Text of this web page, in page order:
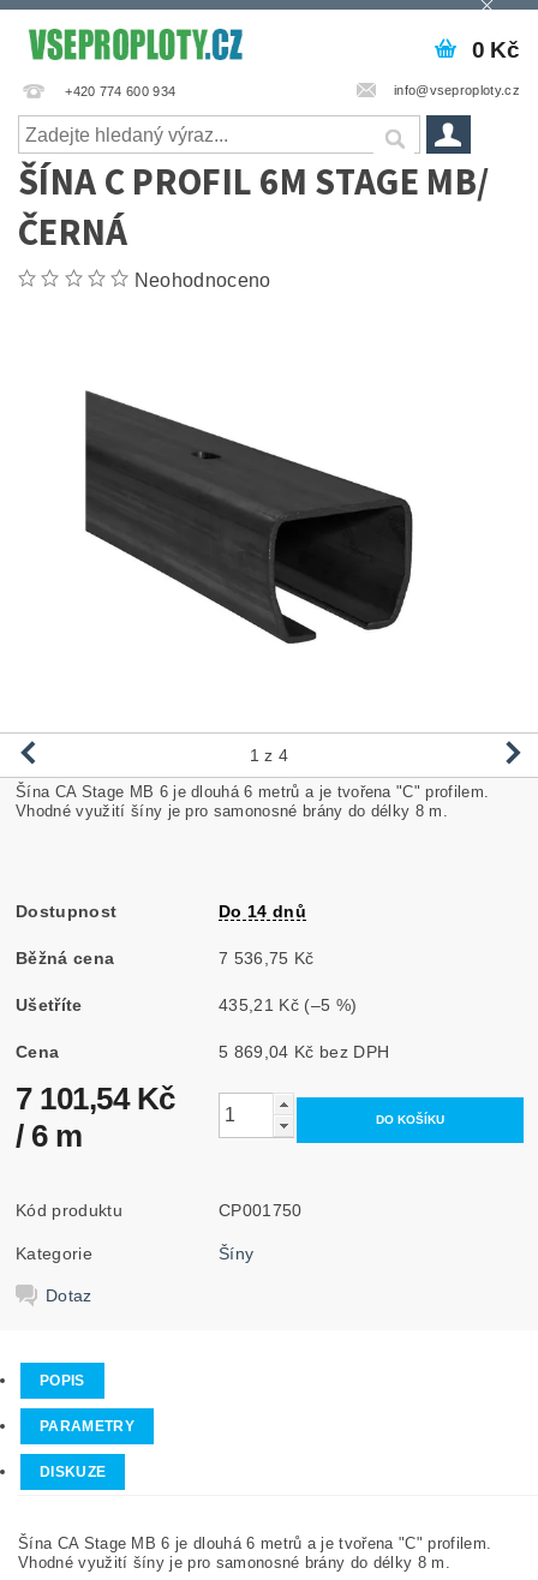
+420 774 600 934 info@vseproploty.cz
0 Kč
ŠÍNA C PROFIL 6M STAGE MB/
ČERNÁ
Neohodnoceno
1 z 4
Šína CA Stage MB 6 je dlouhá 6 metrů a je tvořena "C" profilem.
Vhodné využití šíny je pro samonosné brány do délky 8 m.
Dostupnost Do 14 dnů
Běžná cena 7 536,75 Kč
Ušetříte 435,21 Kč (–5 %)
Cena 5 869,04 Kč bez DPH
7 101,54 Kč
/ 6 m
Kód produktu CP001750
Kategorie Šíny
Dotaz
POPIS
PARAMETRY
DISKUZE
Šína CA Stage MB 6 je dlouhá 6 metrů a je tvořena "C" profilem.
Vhodné využití šíny je pro samonosné brány do délky 8 m.